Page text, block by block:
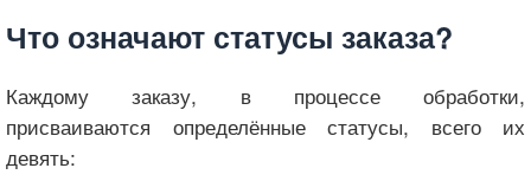
Что означают статусы заказа?
Каждому заказу, в процессе обработки,
присваиваются определённые статусы, всего их
девять: